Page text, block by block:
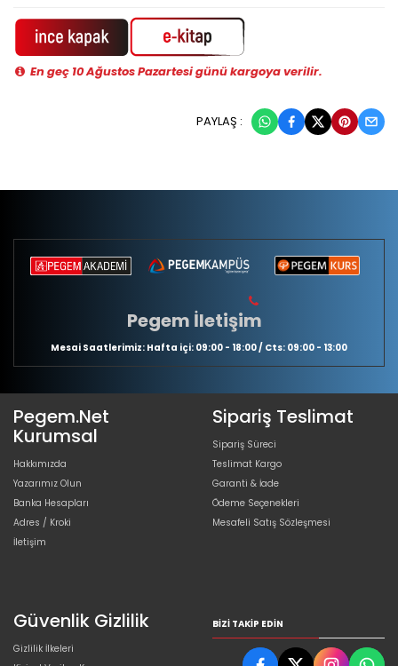
En geç 10 Ağustos Pazartesi günü kargoya verilir.
PAYLAŞ :
Pegem İletişim
Mesai Saatlerimiz: Hafta içi: 09:00 - 18:00 / Cts: 09:00 - 13:00
Pegem.Net
Kurumsal
Hakkımızda
Yazarımız Olun
Banka Hesapları
Adres / Kroki
İletişim
Sipariş Teslimat
Sipariş Süreci
Teslimat Kargo
Garanti & İade
Ödeme Seçenekleri
Mesafeli Satış Sözleşmesi
Güvenlik Gizlilik
Gizlilik İlkeleri
BIZI TAKIP EDIN